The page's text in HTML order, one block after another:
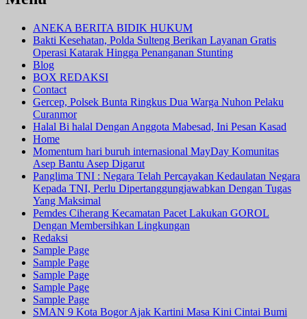
ANEKA BERITA BIDIK HUKUM
Bakti Kesehatan, Polda Sulteng Berikan Layanan Gratis
Operasi Katarak Hingga Penanganan Stunting
Blog
BOX REDAKSI
Contact
Gercep, Polsek Bunta Ringkus Dua Warga Nuhon Pelaku
Curanmor
Halal Bi halal Dengan Anggota Mabesad, Ini Pesan Kasad
Home
Momentum hari buruh internasional MayDay Komunitas
Asep Bantu Asep Digarut
Panglima TNI : Negara Telah Percayakan Kedaulatan Negara
Kepada TNI, Perlu Dipertanggungjawabkan Dengan Tugas
Yang Maksimal
Pemdes Ciherang Kecamatan Pacet Lakukan GOROL
Dengan Membersihkan Lingkungan
Redaksi
Sample Page
Sample Page
Sample Page
Sample Page
Sample Page
SMAN 9 Kota Bogor Ajak Kartini Masa Kini Cintai Bumi